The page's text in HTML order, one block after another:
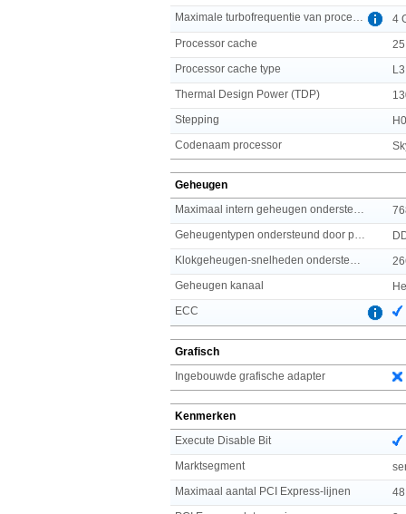
4
Processor cache
Processor cache type
L3
Thermal Design Power (TDP)
Stepping
H0
Codenaam processor
Geheugen
Geheugen kanaal
ECC
Grafisch
Ingebouwde grafische adapter
Kenmerken
Execute Disable Bit
Marktsegment
Maximaal aantal PCI Express-lijnen
48